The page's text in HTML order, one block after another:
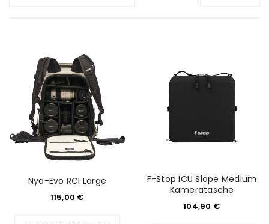
Nya-Evo RCI Large
115,00 €
F-Stop ICU Slope Medium
Kameratasche
104,90 €